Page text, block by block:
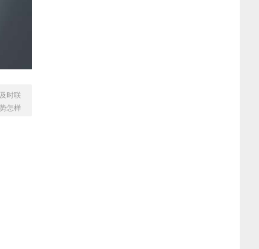
时联
怎样